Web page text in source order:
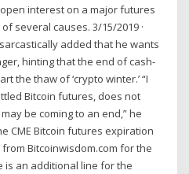
interest on a major futures
several causes. 3/15/2019 ·
added that he wants
hinting that the end of cash-
the thaw of ‘crypto winter.’ “I
Bitcoin futures, does not
be coming to an end,” he
CME Bitcoin futures expiration
Bitcoinwisdom.com for the
is an additional line for the